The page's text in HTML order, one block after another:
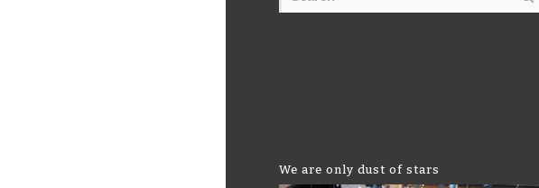
We are only dust of stars